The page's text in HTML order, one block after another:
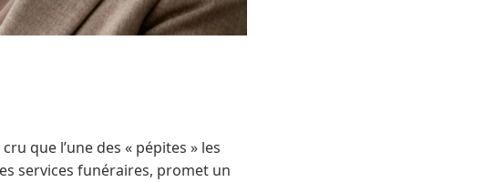
que l’une des « pépites » les
services funéraires, promet un